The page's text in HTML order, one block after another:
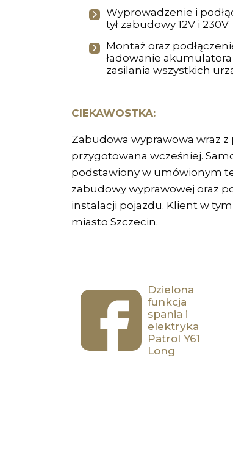
Wyprowadzenie i
tył zabudowy 12V i 230V
Montaż oraz
ładowanie
zasilania wszystkich
CIEKAWOSTKA:
Zabudowa wyprawowa wraz z
przygotowana wcześniej.
podstawiony w umówionym
zabudowy wyprawowej oraz
instalacji pojazdu. Klient w tym
miasto Szczecin.
Dzielona
funkcja
spania i
elektryka
Patrol Y61
Long